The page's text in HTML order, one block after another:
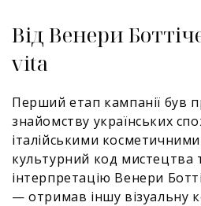
Від Венери
vita
Перший етап кампанії був
знайомству українських
італійськими
культурний код мистецтва
інтерпретацію Венери
— отримав іншу візуальну